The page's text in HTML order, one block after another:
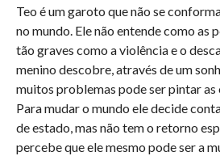
Teo é um garoto que não se
no mundo. Ele não entende como as
tão graves como a violência e o
menino descobre, através de um
muitos problemas pode ser pintar as
Para mudar o mundo ele decide
de estado, mas não tem o retorno
percebe que ele mesmo pode ser a